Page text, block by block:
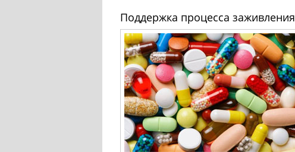
Поддержка процесса заживления